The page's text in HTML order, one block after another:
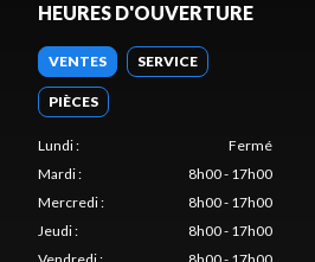
HEURES D'OUVERTURE
VENTES SERVICE
PIÈCES
Lundi:
Fermé
Mardi:
8h00 - 17h00
Mercredi:
8h00 - 17h00
Jeudi:
8h00 - 17h00